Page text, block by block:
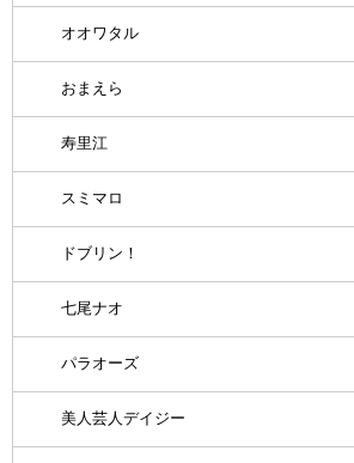
オオワタル
おまえら
寿里江
スミマロ
ドブリン！
七尾ナオ
パラオーズ
美人芸人デイジー